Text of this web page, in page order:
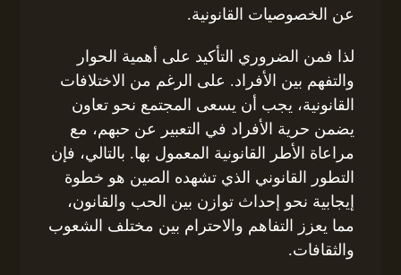
عن الخصوصيات القانونية.
لذا فمن الضروري التأكيد على أهمية الحوار
والتفهم بين الأفراد. على الرغم من الاختلافات
القانونية، يجب أن يسعى المجتمع نحو تعاون
يضمن حرية الأفراد في التعبير عن حبهم، مع
مراعاة الأطر القانونية المعمول بها. بالتالي، فإن
التطور القانوني الذي تشهده الصين هو خطوة
إيجابية نحو إحداث توازن بين الحب والقانون،
مما يعزز التفاهم والاحترام بين مختلف الشعوب
والثقافات.